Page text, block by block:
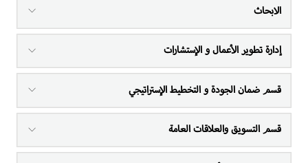
الابحاث
إدارة تطوير الأعمال و الإستشارات
قسم ضمان الجودة و التخطيط الإستراتيجي
قسم التسويق والعلاقات العامة